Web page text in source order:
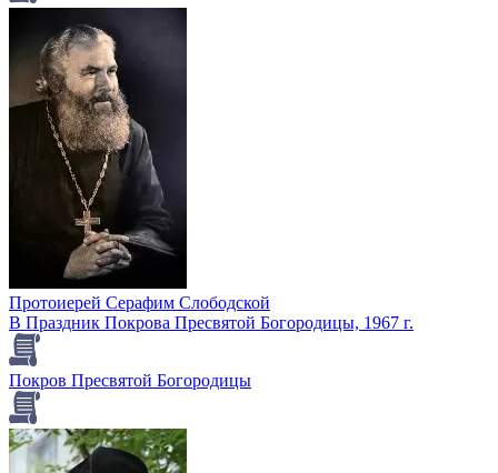
Протоиерей Серафим Слободской
В Праздник Покрова Пресвятой Богородицы, 1967 г.
Покров Пресвятой Богородицы